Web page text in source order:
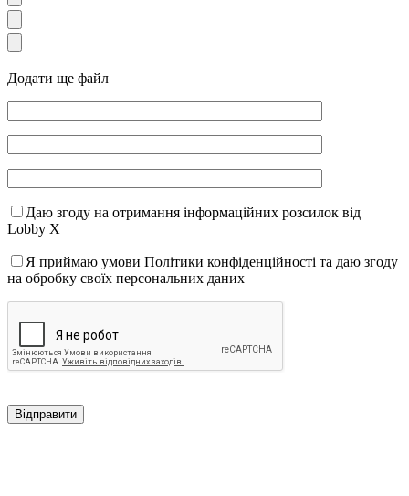
Додати ще файл
Даю згоду на отримання інформаційних розсилок від
Lobby X
Я приймаю умови Політики конфіденційності та даю згоду
на обробку своїх персональних даних